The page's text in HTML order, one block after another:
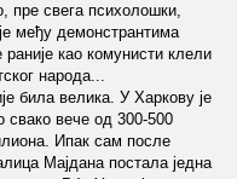
пре свега психолошки,
међу демонстрантима
као комунисти клели
народа...
била велика. У Харкову је
вече од 300-500
Ипак сам после
Мајдана постала једна